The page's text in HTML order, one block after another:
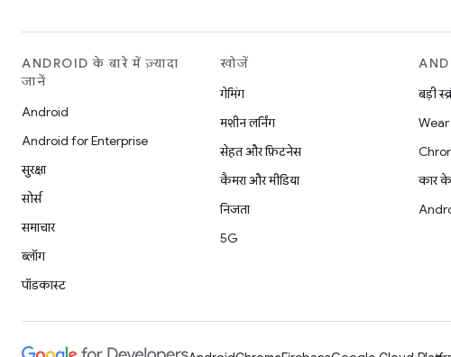
ANDROID के बारे में ज़्यादा
जानें
Android
Android for Enterprise
सुरक्षा
सोर्स
समाचार
ब्लॉग
पॉडकास्ट
खोजें
गेमिंग
मशीन लर्निंग
सेहत और फ़िटनेस
कैमरा और मीडिया
निजता
5G
बड़ी
Wear
कार